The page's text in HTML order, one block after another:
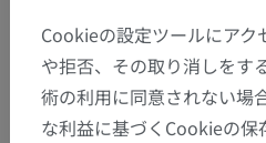
下位構造：
骨盤内臓神経
Cookieの設定ツールにアク
や拒否、その取り消しをす
術の利用に同意されない場
な利益に基づくCookieの